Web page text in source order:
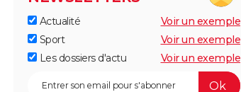
Actualité
Voir un exemple
Sport
Voir un exemple
Les dossiers d'actu
Voir un exemple